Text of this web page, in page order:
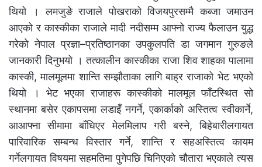
थियो । लमजुङे राजाले पोखराको विजयपुरसम्मै कब्जा जमाउन
आएको र कास्कीका राजाले मादी नदीसम्म आफ्नो राज्य फैलाउन युद्ध
गरेको नेपाल प्रज्ञा–प्रतिष्ठानका उपकुलपति डा जगमान गुरुङले
जानकारी दिनुभयो । तत्कालीन कास्कीका राजा शिव शाहका पालामा
कास्की, मालमूलमा शान्ति सम्झौताका लागि बाह्र राजाको भेट भएको
थियो । भेट भएका राजाहरू कास्कीको मालमूल फाँटस्थित सो
स्थानमा बसेर एकापसमा लडाइँ नगर्ने, एकार्काको अस्तित्व स्वीकार्ने,
आआफ्ना सीमामा बाँधिएर मेलमिलाप गरी बस्ने, बिहेबारीलगायत
पारिवारिक सम्बन्ध विस्तार गर्ने, शान्ति र सहअस्तित्व कायम
गर्नेलगायत विषयमा सहमतिमा पुगेपछि चिनिएको चौतारा भएकाले त्यस